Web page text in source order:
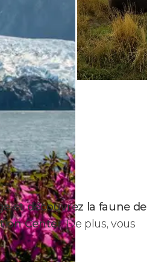
et découvrez la faune de
Center. De plus, vous